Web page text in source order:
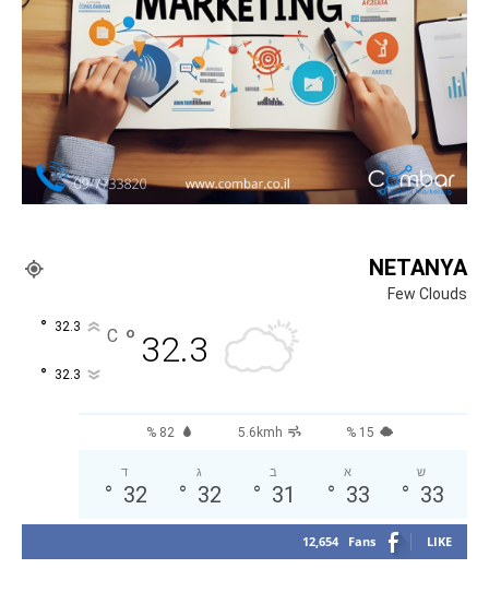
NETANYA
Few Clouds
32.3
°
C
32.3
°
32.3
°
82 % 5.6kmh 15 %
ש
33
°
א
33
°
ב
31
°
ג
32
°
ד
32
°
12,654 Fans LIKE